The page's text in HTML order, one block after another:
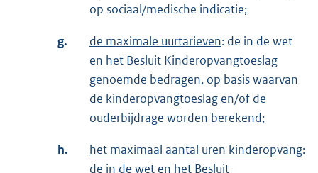
op sociaal/medische indicatie;
g. de maximale uurtarieven: de in de wet
en het Besluit Kinderopvangtoeslag
genoemde bedragen, op basis waarvan
de kinderopvangtoeslag en/of de
ouderbijdrage worden berekend;
h. het maximaal aantal uren kinderopvang:
de in de wet en het Besluit